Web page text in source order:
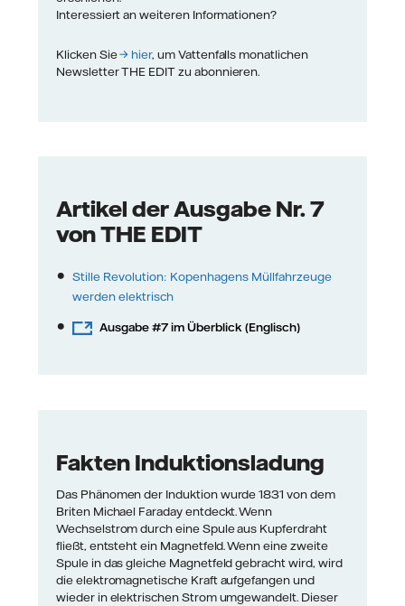
Interessiert an weiteren Informationen?
Klicken Sie→ hier, um Vattenfalls monatlichen
Newsletter THE EDIT zu abonnieren.
Artikel der Ausgabe Nr. 7
von THE EDIT
Stille Revolution: Kopenhagens Müllfahrzeuge
werden elektrisch
Ausgabe #7 im Überblick (Englisch)
Fakten Induktionsladung
Das Phänomen der Induktion wurde 1831 von dem
Briten Michael Faraday entdeckt. Wenn
Wechselstrom durch eine Spule aus Kupferdraht
fließt, entsteht ein Magnetfeld. Wenn eine zweite
Spule in das gleiche Magnetfeld gebracht wird, wird
die elektromagnetische Kraft aufgefangen und
wieder in elektrischen Strom umgewandelt. Dieser